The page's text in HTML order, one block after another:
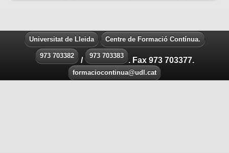
Universitat de Lleida Centre de Formació Contínua.
973 703382 / 973 703383 . Fax 973 703377.
formaciocontinua@udl.cat